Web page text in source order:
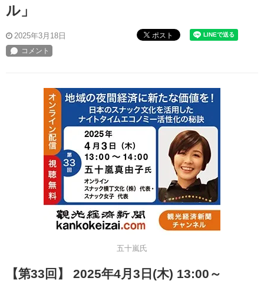
ル」
2025年3月18日 ポスト
五十嵐氏
【第33回】 2025年4月3日(木) 13:00～